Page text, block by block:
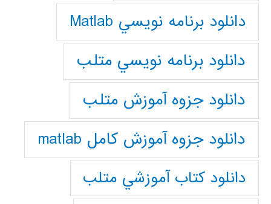
دانلود برنامه نويسي Matlab
دانلود برنامه نويسي متلب
دانلود جزوه آموزش متلب
دانلود جزوه آموزش کامل matlab
دانلود كتاب آموزشي متلب